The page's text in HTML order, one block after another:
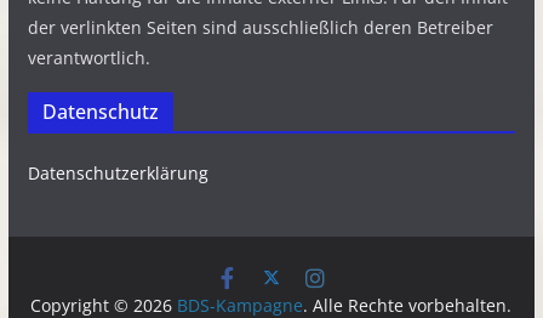
der verlinkten Seiten sind ausschließlich deren Betreiber
verantwortlich.
Datenschutz
Datenschutzerklärung
Copyright © 2026 BDS-Kampagne. Alle Rechte vorbehalten.